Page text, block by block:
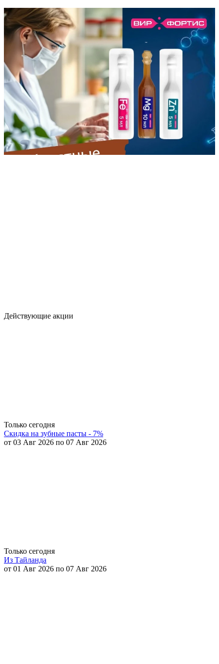
Действующие акции
Только сегодня
Скидка на зубные пасты - 7%
от 03 Авг 2026 по 07 Авг 2026
Только сегодня
Из Тайланда
от 01 Авг 2026 по 07 Авг 2026